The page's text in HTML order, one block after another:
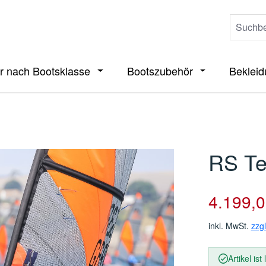
das Dropdown der Kategorie Boote
nach Bootsklasse Öffne oder Schließe das Dropdown
Bootszubehör Öffne oder
RS
inkl. MwSt.
Artikel ist